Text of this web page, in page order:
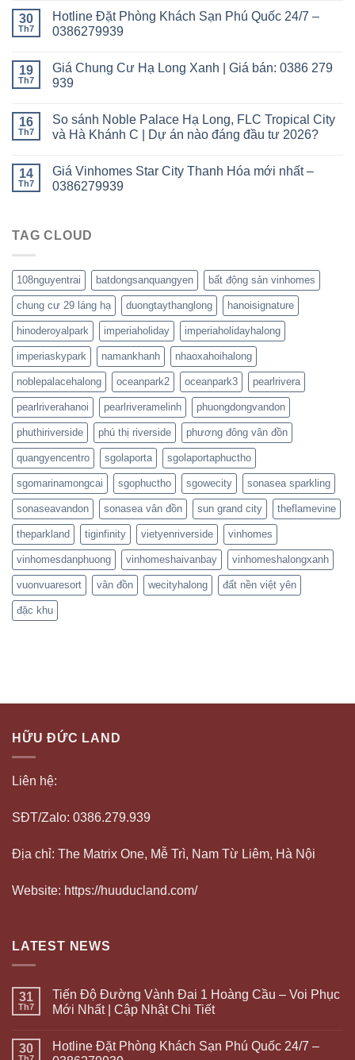
30
Th7
Hotline Đặt Phòng Khách Sạn Phú Quốc 24/7 –
0386279939
19
Th7
Giá Chung Cư Hạ Long Xanh | Giá bán: 0386 279
939
16
Th7
So sánh Noble Palace Hạ Long, FLC Tropical City
và Hà Khánh C | Dự án nào đáng đầu tư 2026?
14
Th7
Giá Vinhomes Star City Thanh Hóa mới nhất –
0386279939
TAG CLOUD
108nguyentrai batdongsanquangyen bất động sản vinhomes
chung cư 29 láng hạ duongtaythanglong hanoisignature
hinoderoyalpark imperiaholiday imperiaholidayhalong
imperiaskypark namankhanh nhaoxahoihalong
noblepalacehalong oceanpark2 oceanpark3 pearlrivera
pearlriverahanoi pearlriveramelinh phuongdongvandon
phuthiriverside phú thị riverside phương đông vân đồn
quangyencentro sgolaporta sgolaportaphuctho
sgomarinamongcai sgophuctho sgowecity sonasea sparkling
sonaseavandon sonasea vân đồn sun grand city theflamevine
theparkland tiginfinity vietyenriverside vinhomes
vinhomesdanphuong vinhomeshaivanbay vinhomeshalongxanh
vuonvuaresort vân đồn wecityhalong đất nền việt yên
đặc khu
HỮU ĐỨC LAND
Liên hệ:
SĐT/Zalo: 0386.279.939
Địa chỉ: The Matrix One, Mễ Trì, Nam Từ Liêm, Hà Nội
Website: https://huuducland.com/
LATEST NEWS
31
Th7
Tiến Độ Đường Vành Đai 1 Hoàng Cầu – Voi Phục
Mới Nhất | Cập Nhật Chi Tiết
30
Hotline Đặt Phòng Khách Sạn Phú Quốc 24/7 –